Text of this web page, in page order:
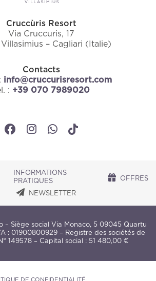
Cruccùris Resort
Via Cruccuris, 17
– Cagliari (Italie)
Contacts
info@cruccurisresort.com
: +39 070 7989020
INFORMATIONS
PRATIQUES
OFFRES
NEWSLETTER
– Siège social Via Monaco, 5 09045 Quartu
: 01900800929 – Registre des sociétés de
149578 – Capital social : 51 480,00 €
DE CONFIDENTIALITÉ